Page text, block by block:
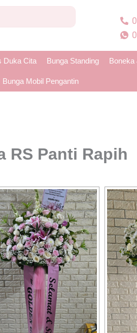
Duka Cita Bunga Standing Boneka
Bunga Mobil Pengantin
RS Panti Rapih